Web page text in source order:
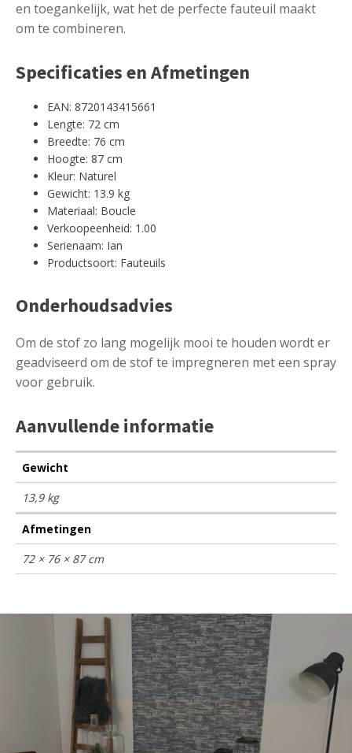
en toegankelijk, wat het de perfecte fauteuil maakt
om te combineren.
Specificaties en Afmetingen
EAN: 8720143415661
Lengte: 72 cm
Breedte: 76 cm
Hoogte: 87 cm
Kleur: Naturel
Gewicht: 13.9 kg
Materiaal: Boucle
Verkoopeenheid: 1.00
Serienaam: Ian
Productsoort: Fauteuils
Onderhoudsadvies
Om de stof zo lang mogelijk mooi te houden wordt er
geadviseerd om de stof te impregneren met een spray
voor gebruik.
Aanvullende informatie
Gewicht
13,9 kg
Afmetingen
72 × 76 × 87 cm